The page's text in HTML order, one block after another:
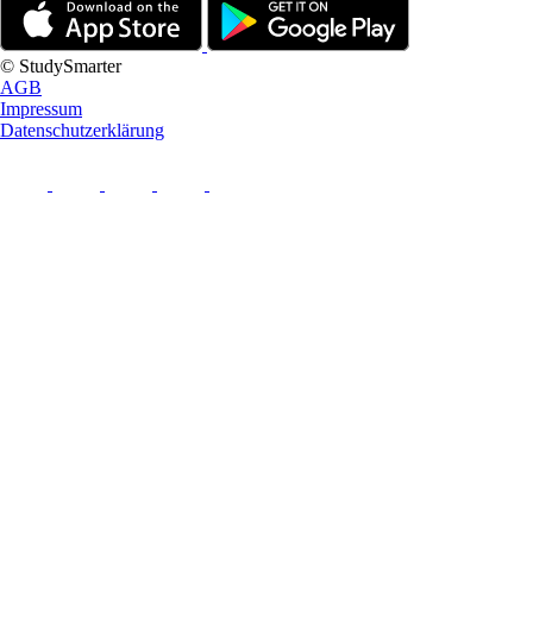
© StudySmarter
AGB
Impressum
Datenschutzerklärung